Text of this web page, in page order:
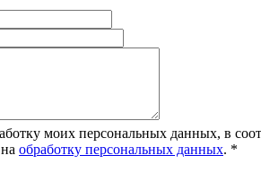
моих персональных данных, в
обработку персональных данных. *